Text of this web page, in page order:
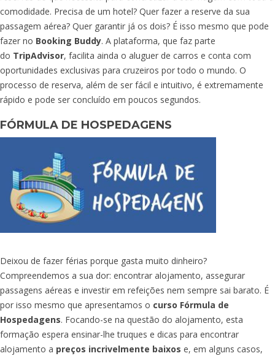
comodidade. Precisa de um hotel? Quer fazer a reserve da sua
passagem aérea? Quer garantir já os dois? É isso mesmo que pode
fazer no Booking Buddy. A plataforma, que faz parte
do TripAdvisor, facilita ainda o aluguer de carros e conta com
oportunidades exclusivas para cruzeiros por todo o mundo. O
processo de reserva, além de ser fácil e intuitivo, é extremamente
rápido e pode ser concluído em poucos segundos.
FÓRMULA DE HOSPEDAGENS
Deixou de fazer férias porque gasta muito dinheiro?
Compreendemos a sua dor: encontrar alojamento, assegurar
passagens aéreas e investir em refeições nem sempre sai barato. É
por isso mesmo que apresentamos o curso Fórmula de
Hospedagens. Focando-se na questão do alojamento, esta
formação espera ensinar-lhe truques e dicas para encontrar
alojamento a preços incrivelmente baixos e, em alguns casos,